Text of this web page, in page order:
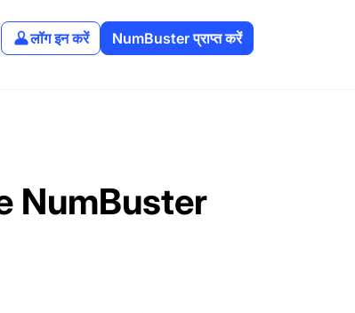
लॉग इन करें NumBuster प्राप्त करें
NumBuster